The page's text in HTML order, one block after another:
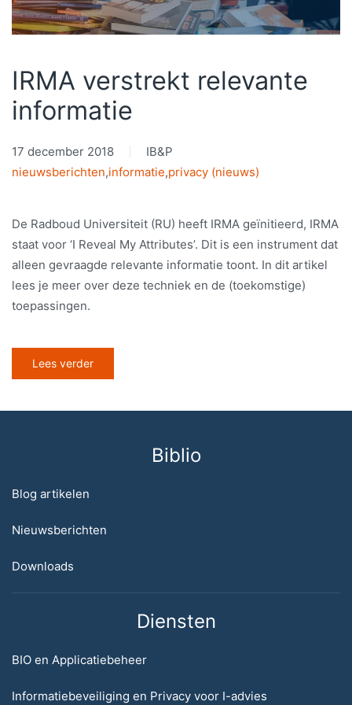
IRMA verstrekt relevante
informatie
17 december 2018
IB&P
nieuwsberichten,informatie,privacy (nieuws)
De Radboud Universiteit (RU) heeft IRMA geïnitieerd, IRMA
staat voor ‘I Reveal My Attributes’. Dit is een instrument dat
alleen gevraagde relevante informatie toont. In dit artikel
lees je meer over deze techniek en de (toekomstige)
toepassingen.
Lees verder
Biblio
Blog artikelen
Nieuwsberichten
Downloads
Diensten
BIO en Applicatiebeheer
Informatiebeveiliging en Privacy voor I-advies